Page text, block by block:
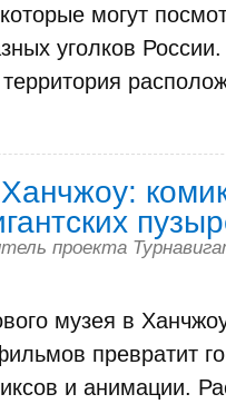
могут
уголков
проекта
музея в
превратит
и анимации.